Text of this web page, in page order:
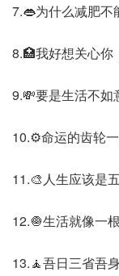
7.👄为什么减肥不
8.🏥我好想关心你
9.💸要是生活不如
10.⚙️命运的齿轮
11.🎨人生应该是
12.🧅生活就像一
13.🧘吾日三省吾